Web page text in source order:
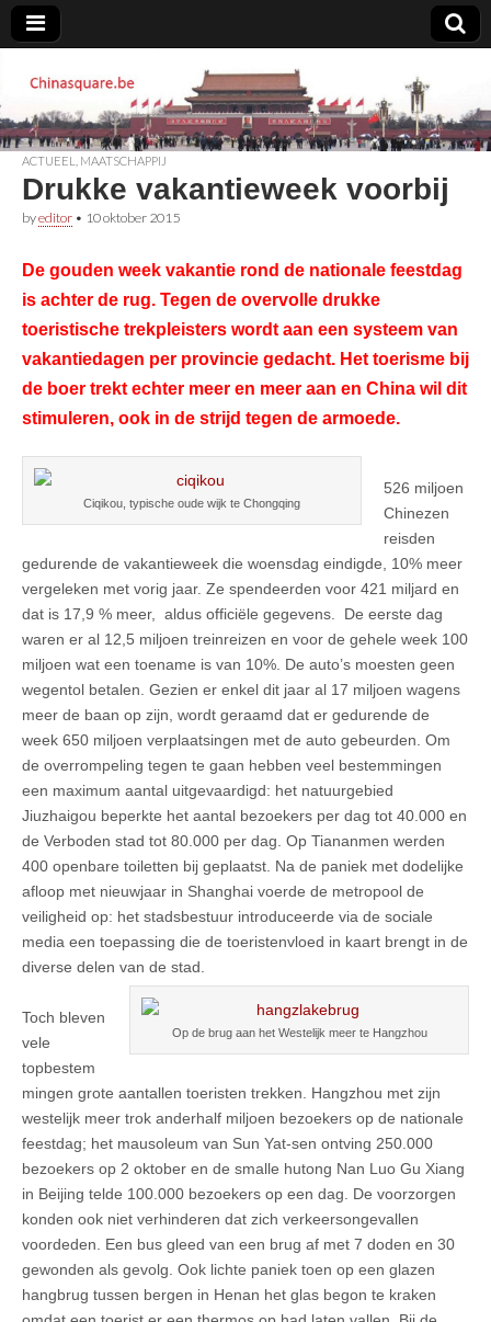
Chinasquare.be
ACTUEEL MAATSCHAPPIJ
Drukke vakantieweek voorbij
byeditor • 10 oktober 2015
De gouden week vakantie rond de nationale feestdag
is achter de rug. Tegen de overvolle drukke
toeristische trekpleisters wordt aan een systeem van
vakantiedagen per provincie gedacht. Het toerisme bij
de boer trekt echter meer en meer aan en China wil dit
stimuleren, ook in de strijd tegen de armoede.
Ciqikou, typische oude wijk te Chongqing
526 miljoen
Chinezen
reisden
gedurende de vakantieweek die woensdag eindigde, 10% meer
vergeleken met vorig jaar. Ze spendeerden voor 421 miljard en
dat is 17,9 % meer, aldus officiële gegevens. De eerste dag
waren er al 12,5 miljoen treinreizen en voor de gehele week 100
miljoen wat een toename is van 10%. De auto’s moesten geen
wegentol betalen. Gezien er enkel dit jaar al 17 miljoen wagens
meer de baan op zijn, wordt geraamd dat er gedurende de
week 650 miljoen verplaatsingen met de auto gebeurden. Om
de overrompeling tegen te gaan hebben veel bestemmingen
een maximum aantal uitgevaardigd: het natuurgebied
Jiuzhaigou beperkte het aantal bezoekers per dag tot 40.000 en
de Verboden stad tot 80.000 per dag. Op Tiananmen werden
400 openbare toiletten bij geplaatst. Na de paniek met dodelijke
afloop met nieuwjaar in Shanghai voerde de metropool de
veiligheid op: het stadsbestuur introduceerde via de sociale
media een toepassing die de toeristenvloed in kaart brengt in de
diverse delen van de stad.
Op de brug aan het Westelijk meer te Hangzhou
Toch bleven
vele
topbestem
mingen grote aantallen toeristen trekken. Hangzhou met zijn
westelijk meer trok anderhalf miljoen bezoekers op de nationale
feestdag; het mausoleum van Sun Yat-sen ontving 250.000
bezoekers op 2 oktober en de smalle hutong Nan Luo Gu Xiang
in Beijing telde 100.000 bezoekers op een dag. De voorzorgen
konden ook niet verhinderen dat zich verkeersongevallen
voordeden. Een bus gleed van een brug af met 7 doden en 30
gewonden als gevolg. Ook lichte paniek toen op een glazen
hangbrug tussen bergen in Henan het glas begon te kraken